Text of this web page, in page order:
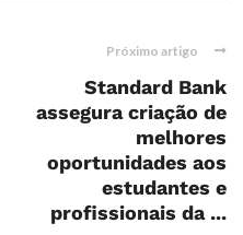
Próximo artigo
Standard Bank
assegura criação de
melhores
oportunidades aos
estudantes e
profissionais da ...